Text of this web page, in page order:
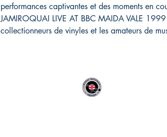
performances captivantes et des moments en
JAMIROQUAI LIVE AT BBC MAIDA VALE
collectionneurs de vinyles et les amateurs de